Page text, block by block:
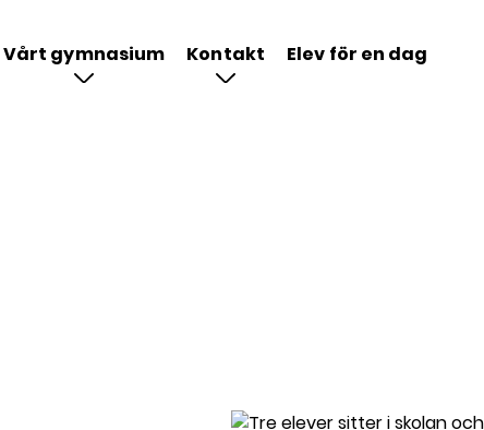
Vårt gymnasium Kontakt Elev för en dag